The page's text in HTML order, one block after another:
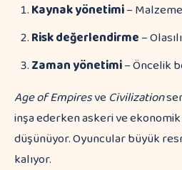
Kaynak yönetimi–
Risk değerlendirme–
Zaman yönetimi– Öncelik
Age of EmpiresveCivilization
inşa ederken askeri ve
düşünüyor. Oyuncular büyük
kalıyor.